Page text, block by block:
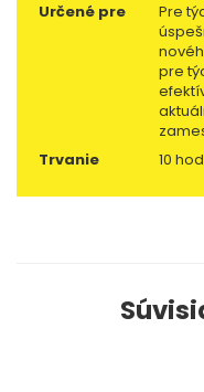
Určené pre
Pre
pre
Trvanie
10